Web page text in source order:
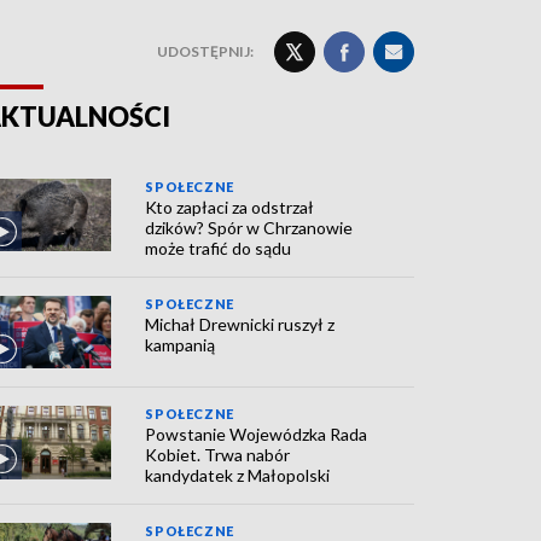
UDOSTĘPNIJ:
SPOŁECZNE
Kto zapłaci za odstrzał
dzików? Spór w Chrzanowie
może trafić do sądu
SPOŁECZNE
Michał Drewnicki ruszył z
kampanią
SPOŁECZNE
Powstanie Wojewódzka Rada
Kobiet. Trwa nabór
kandydatek z Małopolski
SPOŁECZNE